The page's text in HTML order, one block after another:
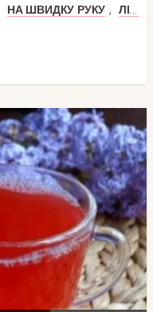
НА ШВИДКУ РУКУ , ЛІТНІ